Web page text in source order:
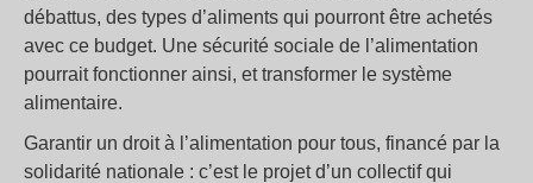
débattus, des types d’aliments qui pourront être achetés
avec ce budget. Une sécurité sociale de l’alimentation
pourrait fonctionner ainsi, et transformer le système
alimentaire.
Garantir un droit à l’alimentation pour tous, financé par la
solidarité nationale : c’est le projet d’un collectif qui